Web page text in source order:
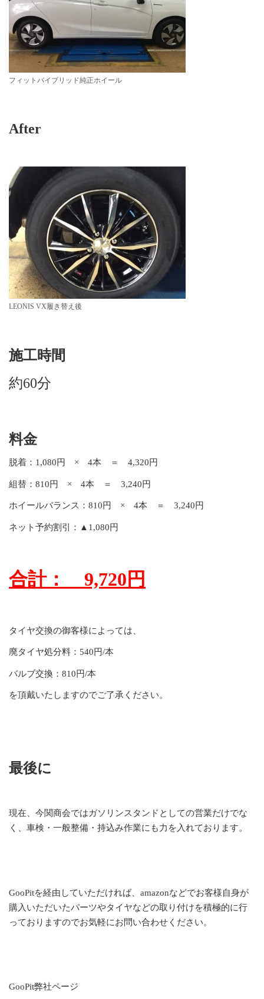
フィットバイブリッド純正ホイール
After
LEONIS VX履き替え後
施工時間
約60分
料金
脱着：1,080円 × 4本 ＝ 4,320円
組替：810円 × 4本 ＝ 3,240円
ホイールバランス：810円 × 4本 ＝ 3,240円
ネット予約割引：▲1,080円
合計： 9,720円
タイヤ交換の御客様によっては、
廃タイヤ処分料：540円/本
バルブ交換：810円/本
を頂戴いたしますのでご了承ください。
最後に
現在、今関商会ではガソリンスタンドとしての営業だけでな
く、車検・一般整備・持込み作業にも力を入れております。
GooPitを経由していただければ、amazonなどでお客様自身が
購入いただいたパーツやタイヤなどの取り付けを積極的に行
っておりますのでお気軽にお問い合わせください。
GooPit弊社ページ